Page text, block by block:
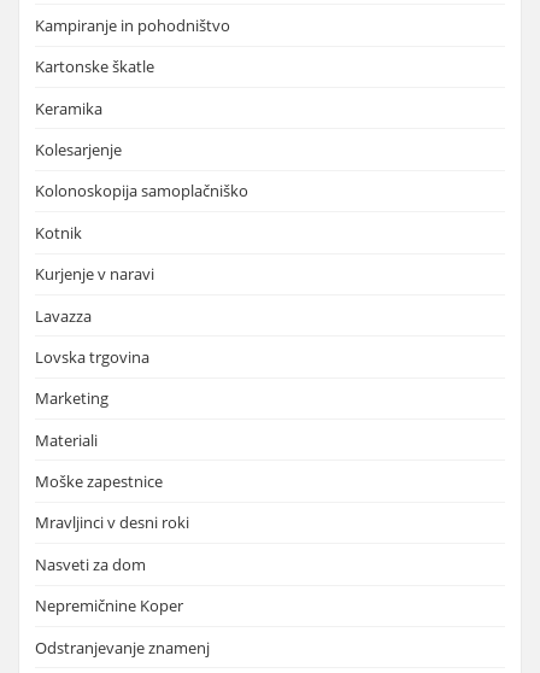
Kampiranje in pohodništvo
Kartonske škatle
Keramika
Kolesarjenje
Kolonoskopija samoplačniško
Kotnik
Kurjenje v naravi
Lavazza
Lovska trgovina
Marketing
Materiali
Moške zapestnice
Mravljinci v desni roki
Nasveti za dom
Nepremičnine Koper
Odstranjevanje znamenj